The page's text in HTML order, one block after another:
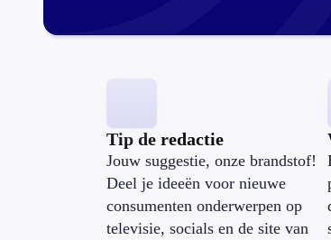
Tip de redactie
Jouw suggestie, onze brandstof!
Deel je ideeën voor nieuwe
consumenten onderwerpen op
televisie, socials en de site van